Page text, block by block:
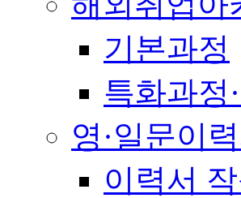
기본과정
특화과정
영·일문이
이력서